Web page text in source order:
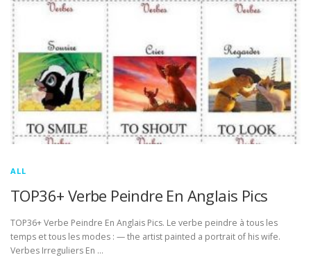
ALL
TOP36+ Verbe Peindre En Anglais Pics
TOP36+ Verbe Peindre En Anglais Pics. Le verbe peindre à tous les
temps et tous les modes : — the artist painted a portrait of his wife.
Verbes Irreguliers En …